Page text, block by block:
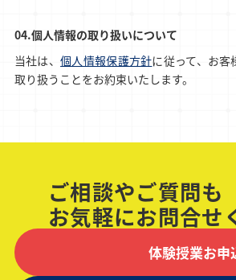
個人情報の取り扱いについて
当社は、個人情報保護方針に従って、お客
取り扱うことをお約束いたします。
ご相談やご質問も
お気軽にお問合せ
体験授業お申